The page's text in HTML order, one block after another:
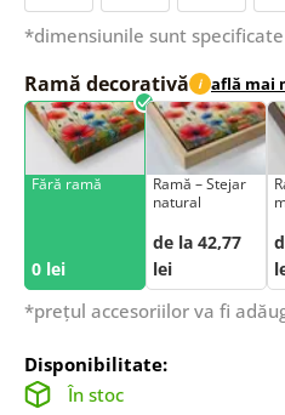
*dimensiunile sunt
Ramă decorativă i află mai
Fără ramă
0 lei
Ramă – Stejar
natural
de la 42,77
lei
*prețul accesoriilor va fi
Disponibilitate:
În stoc